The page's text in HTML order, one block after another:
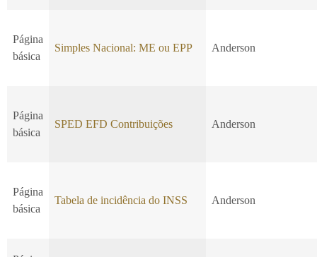
Página
básica
Simples Nacional: ME ou EPP Anderson
Página
básica
SPED EFD Contribuições Anderson
Página
básica
Tabela de incidência do INSS Anderson